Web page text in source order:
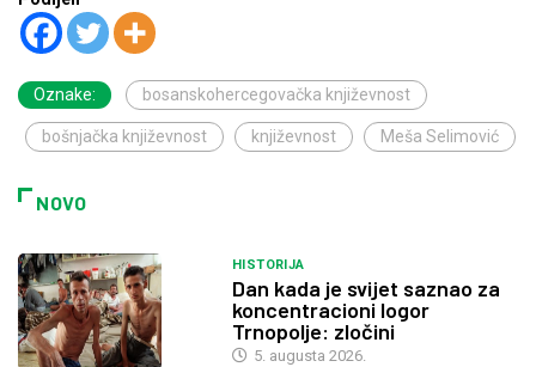
Oznake: bosanskohercegovačka književnost
bošnjačka književnost književnost Meša Selimović
NOVO
HISTORIJA
Dan kada je svijet saznao za
koncentracioni logor
Trnopolje: zločini
5. augusta 2026.